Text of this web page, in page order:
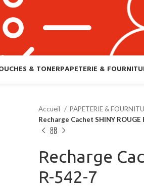
& TONERPAPETERIE &
Accueil PAPETERIE &
Recharge Cachet SHINY ROUGE
Recharge
R-542-7